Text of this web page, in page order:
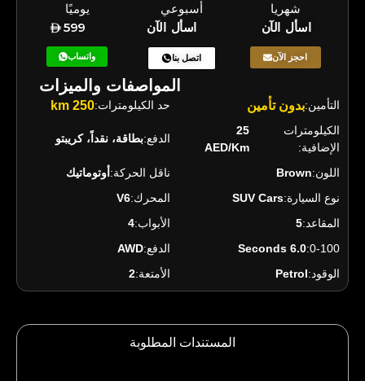
يوميًا أسبوعي
شهريا
599
اسأل الآن اسأل الآن
واتساب اتصل بنا احجز الآن
المواصفات والميزات
التأمين:بدون تأمين حد الكيلومترات:250 km
الكيلومترات
الإضافية:
25
AED/Km
الدفع:بطاقة، نقداً، كريبتو
اللون:Brown ناقل الحركة: أوتوماتيك
نوع السيارة:SUV Cars المحرك:V6
المقاعد:5 الأبواب:4
0-100:
6.0 Seconds الدفع:AWD
الوقود:Petrol الأمتعة:2
المستندات المطلوبة